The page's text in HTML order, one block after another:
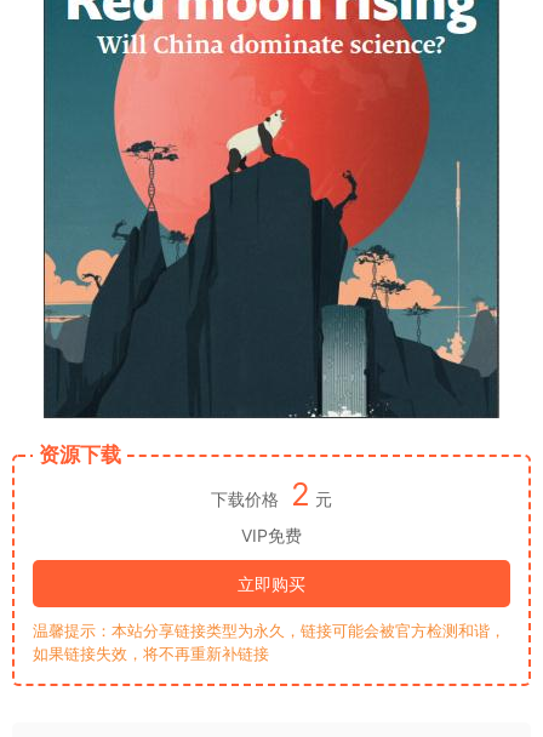
资源下载
下载价格 2 元
VIP免费
立即购买
温馨提示：本站分享链接类型为永久，链接可能会被官方检测和谐，
如果链接失效，将不再重新补链接